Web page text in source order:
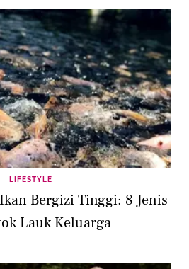
LIFESTYLE
Bergizi Tinggi: 8 Jenis
Lauk Keluarga